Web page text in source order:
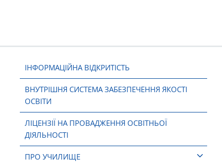
ІНФОРМАЦІЙНА ВІДКРИТІСТЬ
ВНУТРІШНЯ СИСТЕМА ЗАБЕЗПЕЧЕННЯ ЯКОСТІ
ОСВІТИ
ЛІЦЕНЗІЇ НА ПРОВАДЖЕННЯ ОСВІТНЬОЇ
ДІЯЛЬНОСТІ
ПРО УЧИЛИЩЕ